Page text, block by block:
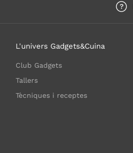
L'univers Gadgets&Cuina
Club Gadgets
Tallers
Tècniques i receptes